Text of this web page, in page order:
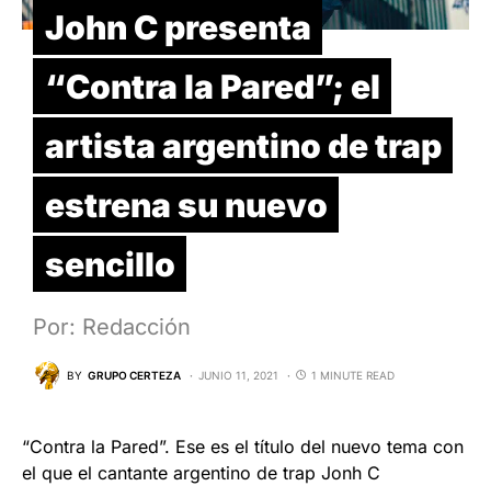
John C presenta
“Contra la Pared”; el
artista argentino de trap
estrena su nuevo
sencillo
Por: Redacción
BY GRUPO CERTEZA JUNIO 11, 2021 1 MINUTE READ
“Contra la Pared”. Ese es el título del nuevo tema con
el que el cantante argentino de trap Jonh C